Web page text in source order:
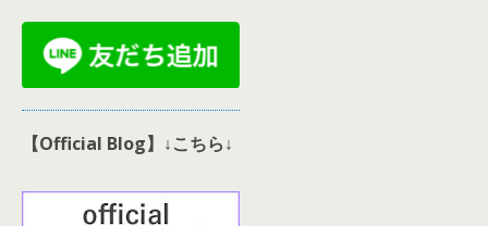
【Official Blog】↓こちら↓